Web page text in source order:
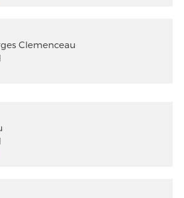
Clemenceau